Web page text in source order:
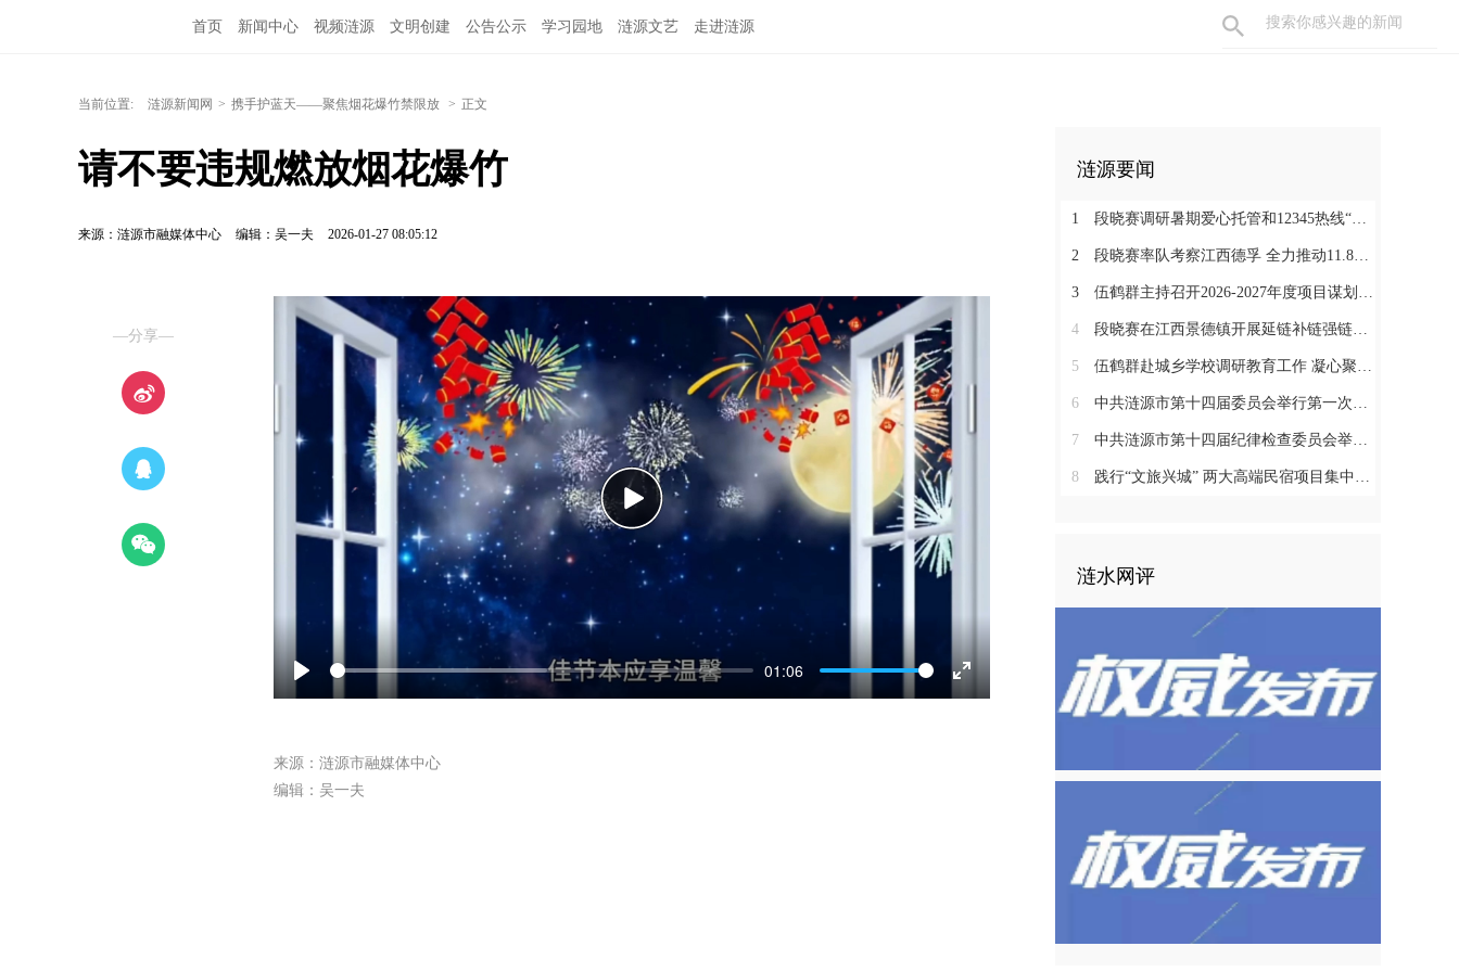
首页 新闻中心 视频涟源 文明创建 公告公示 学习园地 涟源文艺 走进涟源
当前位置: 涟源新闻网 > 携手护蓝天——聚焦烟花爆竹禁限放 > 正文
请不要违规燃放烟花爆竹
来源：涟源市融媒体中心 编辑：吴一夫 2026-01-27 08:05:12
—分享—
Play
01:06
Enter
Play
来源：涟源市融媒体中心
编辑：吴一夫
涟源要闻
1 段晓赛调研暑期爱心托管和12345热线“领导接听日”工作：在办好民生实事中打通基层治理“最后一米”
2 段晓赛率队考察江西德孚 全力推动11.8亿元循环经济项目提速增效
3 伍鹤群主持召开2026-2027年度项目谋划调度会
4 段晓赛在江西景德镇开展延链补链强链招商 围绕“三电一钛”精准发力
5 伍鹤群赴城乡学校调研教育工作 凝心聚力推动涟源教育高质量发展
6 中共涟源市第十四届委员会举行第一次全体会议 段晓赛当选市委书记 伍鹤群周杨当选市委副书记
7 中共涟源市第十四届纪律检查委员会举行第一次全体会议
8 践行“文旅兴城” 两大高端民宿项目集中签约开工 全力打造“湖湘地区文旅康养名城”
涟水网评